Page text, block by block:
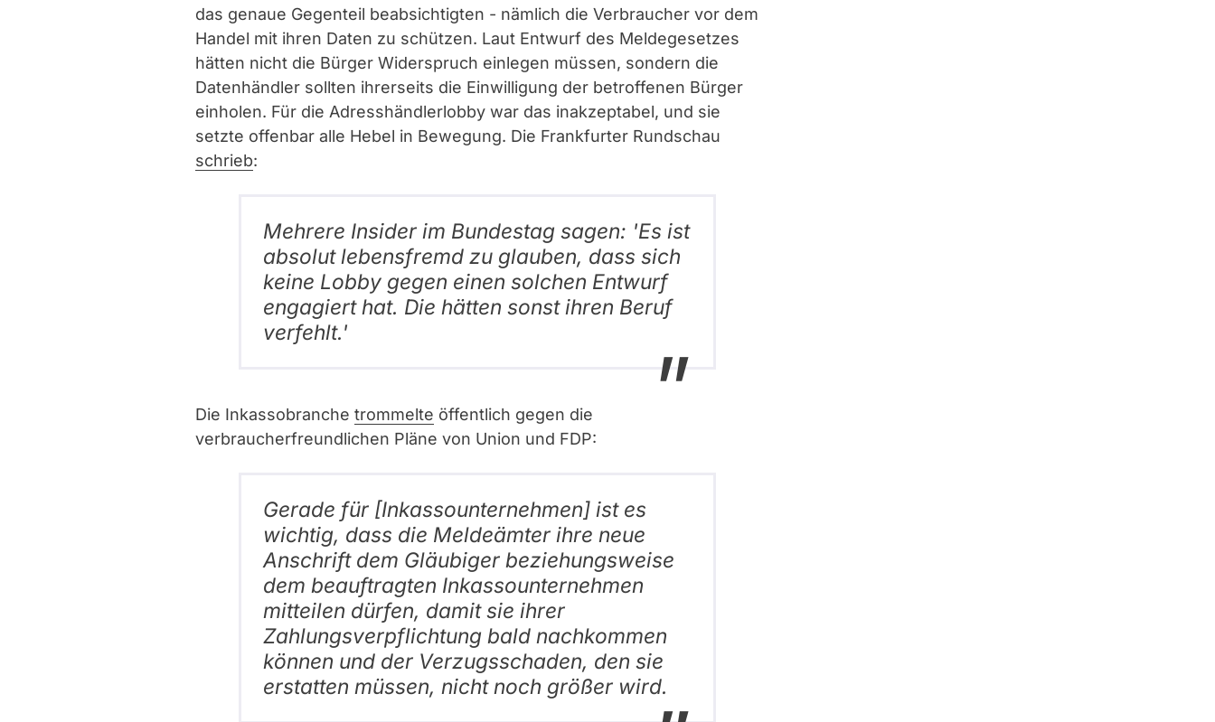
das genaue Gegenteil beabsichtigten - nämlich die Verbraucher vor dem
Handel mit ihren Daten zu schützen. Laut Entwurf des Meldegesetzes
hätten nicht die Bürger Widerspruch einlegen müssen, sondern die
Datenhändler sollten ihrerseits die Einwilligung der betroffenen Bürger
einholen. Für die Adresshändlerlobby war das inakzeptabel, und sie
setzte offenbar alle Hebel in Bewegung. Die Frankfurter Rundschau
schrieb:
Mehrere Insider im Bundestag sagen: 'Es ist
absolut lebensfremd zu glauben, dass sich
keine Lobby gegen einen solchen Entwurf
engagiert hat. Die hätten sonst ihren Beruf
verfehlt.'
Die Inkassobranche trommelte öffentlich gegen die
verbraucherfreundlichen Pläne von Union und FDP:
Gerade für [Inkassounternehmen] ist es
wichtig, dass die Meldeämter ihre neue
Anschrift dem Gläubiger beziehungsweise
dem beauftragten Inkassounternehmen
mitteilen dürfen, damit sie ihrer
Zahlungsverpflichtung bald nachkommen
können und der Verzugsschaden, den sie
erstatten müssen, nicht noch größer wird.